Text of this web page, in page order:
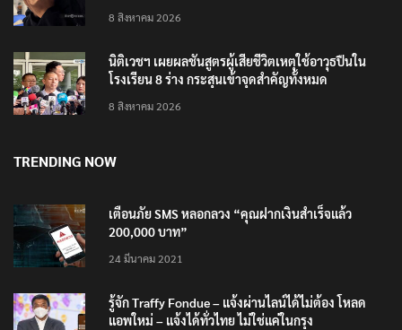
8 สิงหาคม 2026
นิติเวชฯ เผยผลชันสูตรผู้เสียชีวิตเหตุใช้อาวุธปืนใน
โรงเรียน 8 ร่าง กระสุนเข้าจุดสำคัญทั้งหมด
8 สิงหาคม 2026
TRENDING NOW
เตือนภัย SMS หลอกลวง “คุณฝากเงินสำเร็จแล้ว
200,000 บาท”
24 มีนาคม 2021
รู้จัก Traffy Fondue – แจ้งผ่านไลน์ได้ไม่ต้อง โหลด
แอพใหม่ – แจ้งได้ทั่วไทย ไม่ใช่แค่ในกรุง